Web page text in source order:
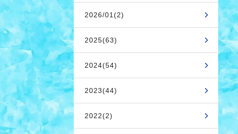
2026/01(2)
2025(63)
2024(54)
2023(44)
2022(2)